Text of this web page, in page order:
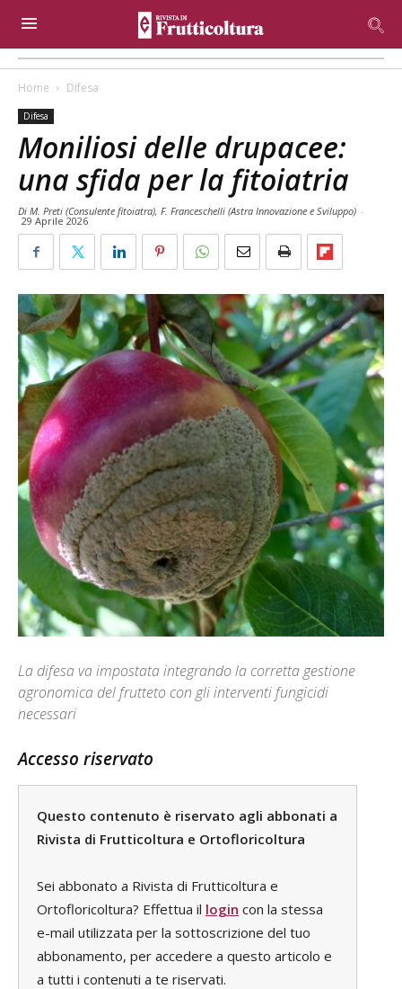
Home Difesa
Difesa
Moniliosi delle drupacee:
una sfida per la fitoiatria
Di M. Preti (Consulente fitoiatra), F. Franceschelli (Astra Innovazione e Sviluppo) -
29 Aprile 2026
La difesa va impostata integrando la corretta gestione
agronomica del frutteto con gli interventi fungicidi
necessari
Accesso riservato
Questo contenuto è riservato agli abbonati a
Rivista di Frutticoltura e Ortofloricoltura
Sei abbonato a Rivista di Frutticoltura e
Ortofloricoltura? Effettua il login con la stessa
e-mail utilizzata per la sottoscrizione del tuo
abbonamento, per accedere a questo articolo e
a tutti i contenuti a te riservati.